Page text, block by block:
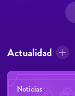
Actualidad
Noticias